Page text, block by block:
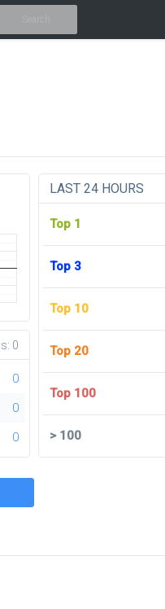
0
0
0
0
LAST 24 HOURS
Top 1
Top 3
Top 10
Top 20
Top 100
>100